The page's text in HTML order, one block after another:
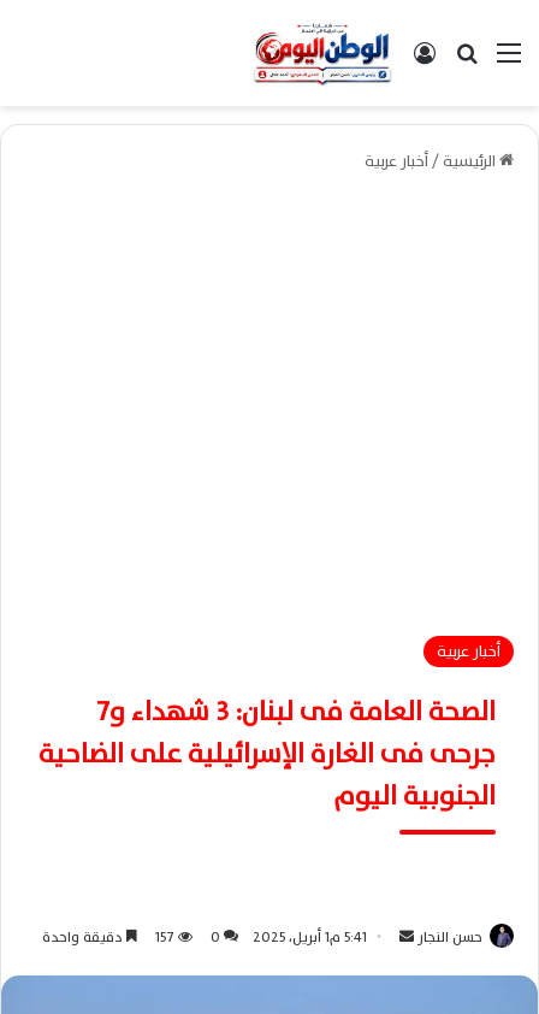
القائمةبحث عن تسجيل الدخول
الرئيسية/أخبار عربية
أخبار عربية
الصحة العامة فى لبنان: 3 شهداء و7
جرحى فى الغارة الإسرائيلية على الضاحية
الجنوبية اليوم
حسن النجار 5:41 م1 أبريل، 2025 0
157 دقيقة واحدة